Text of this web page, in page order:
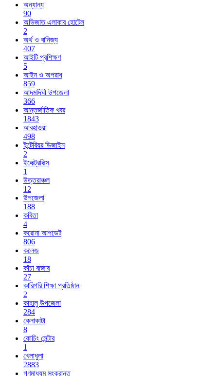
অন্যান্য
90
অভিজাত এলাকার হোটেল
2
অর্থ ও বানিজ্য
407
আইটি প্রশিক্ষণ
5
আইন ও অপরাধ
859
আদমদিঘী উপজেলা
366
আন্তর্জাতিক খবর
1843
আবহাওয়া
498
ইন্টেরিয়র ডিজাইন
2
ইলেক্ট্রনিক্স
1
উত্তরাঞ্চল
12
উপজেলা
188
কবিতা
4
করোনা আপডেট
806
কলেজ
18
কাঁচা বাজার
27
কারিগরি শিক্ষা প্রতিষ্ঠান
2
কাহালু উপজেলা
284
কেনাকাটা
8
কোচিং সেন্টার
1
খেলাধুলা
2883
গণমাধ্যম সংক্রান্ত